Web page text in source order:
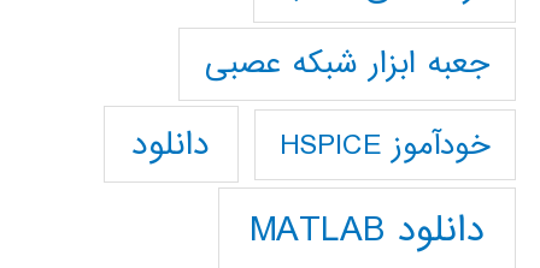
جعبه ابزار شبکه عصبی
خودآموز HSPICE دانلود
دانلود MATLAB